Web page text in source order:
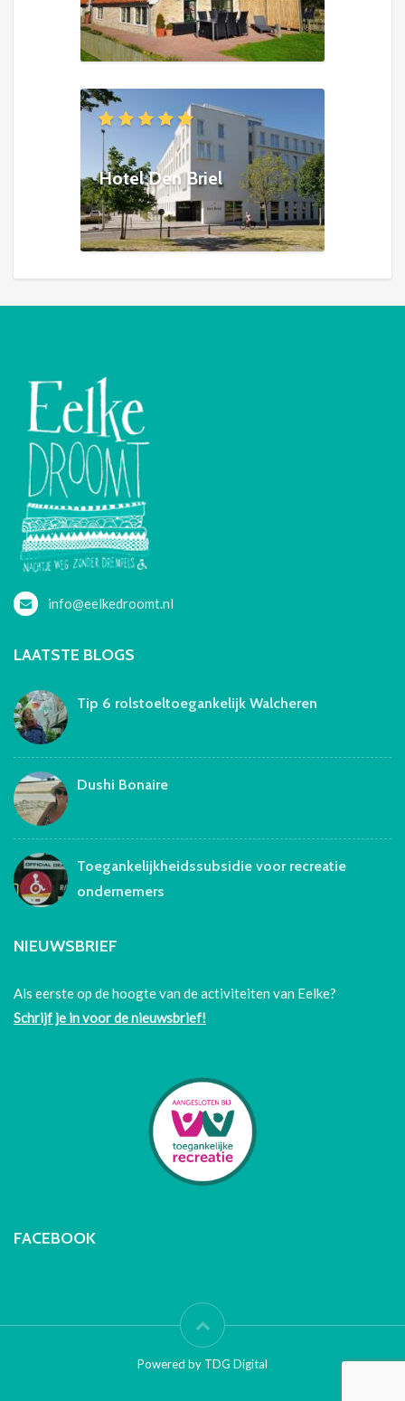
Hotel Den Briel
info@eelkedroomt.nl
LAATSTE BLOGS
Tip 6 rolstoeltoegankelijk Walcheren
Dushi Bonaire
Toegankelijkheidssubsidie voor recreatie
ondernemers
NIEUWSBRIEF
Als eerste op de hoogte van de activiteiten van Eelke?
Schrijf je in voor de nieuwsbrief!
FACEBOOK
Powered by TDG Digital